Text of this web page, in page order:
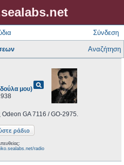
Σύνδεση
Αναζήτηση
μου)pageview
Odeon GA 7116 / GO-2975.
radio